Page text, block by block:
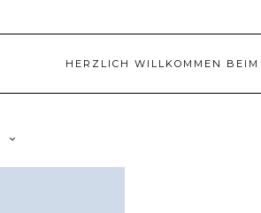
HERZLICH WILLKOMMEN BEIM